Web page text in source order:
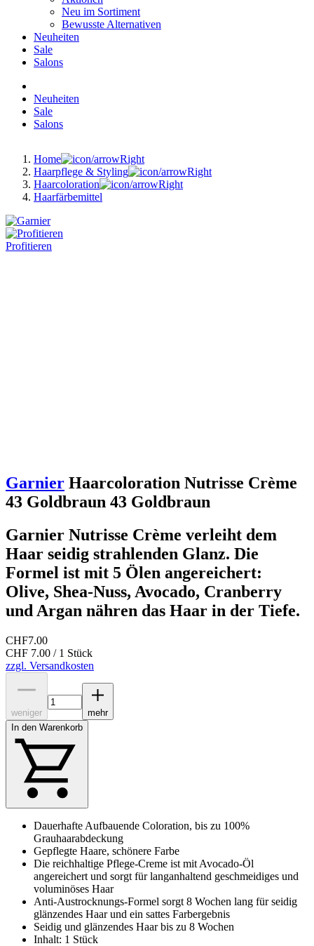
Neu im Sortiment
Bewusste Alternativen
Neuheiten
Sale
Salons
Neuheiten
Sale
Salons
Home
Haarpflege & Styling
Haarcoloration
Haarfärbemittel
Profitieren
Garnier Haarcoloration Nutrisse Crème
43 Goldbraun 43 Goldbraun
Garnier Nutrisse Crème verleiht dem
Haar seidig strahlenden Glanz. Die
Formel ist mit 5 Ölen angereichert:
Olive, Shea-Nuss, Avocado, Cranberry
und Argan nähren das Haar in der Tiefe.
CHF7.00
CHF 7.00 / 1 Stück
zzgl. Versandkosten
weniger
mehr
In den Warenkorb
Dauerhafte Aufbauende Coloration, bis zu 100%
Grauhaarabdeckung
Gepflegte Haare, schönere Farbe
Die reichhaltige Pflege-Creme ist mit Avocado-Öl
angereichert und sorgt für langanhaltend geschmeidiges und
voluminöses Haar
Anti-Austrocknungs-Formel sorgt 8 Wochen lang für seidig
glänzendes Haar und ein sattes Farbergebnis
Seidig und glänzendes Haar bis zu 8 Wochen
Inhalt: 1 Stück